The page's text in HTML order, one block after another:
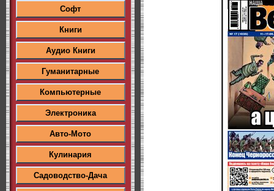
Софт
Книги
Аудио Книги
Гуманитарные
Компьютерные
Электроника
Авто-Мото
Кулинария
Садоводство-Дача